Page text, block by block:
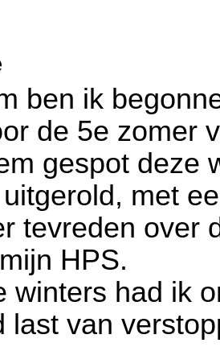
ben ik
de 5e zomer
gespot deze
met
tevreden over
HPS.
winters had ik
last van